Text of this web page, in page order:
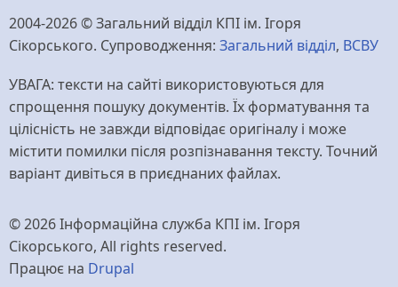
2004-2026 © Загальний відділ КПІ ім. Ігоря
Сікорського. Супроводження: Загальний відділ, ВСВУ
УВАГА: тексти на сайті використовуються для
спрощення пошуку документів. Їх форматування та
цілісність не завжди відповідає оригіналу і може
містити помилки після розпізнавання тексту. Точний
варіант дивіться в приєднаних файлах.
© 2026 Інформаційна служба КПІ ім. Ігоря
Сікорського, All rights reserved.
Працює на Drupal